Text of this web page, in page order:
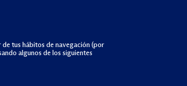
tus hábitos de navegación (por
algunos de los siguientes